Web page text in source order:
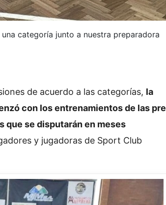
categoría junto a nuestra preparadora
de acuerdo a las categorías, la
con los entrenamientos de las pre
que se disputarán en meses
y jugadoras de Sport Club